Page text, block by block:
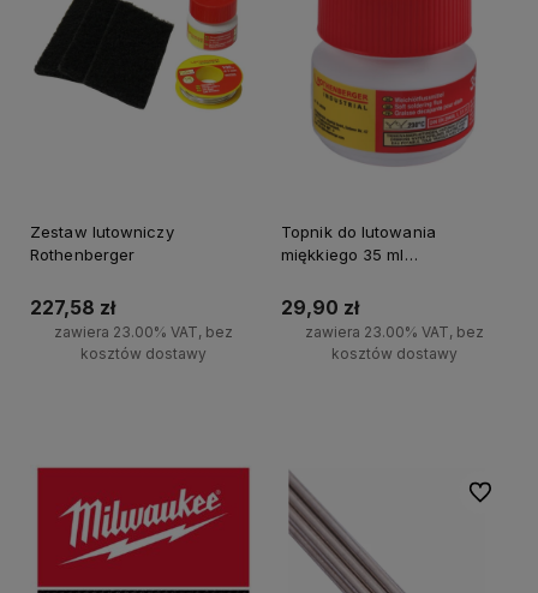
Zestaw lutowniczy
Rothenberger
227,58 zł
zawiera 23.00% VAT, bez
kosztów dostawy
Topnik do lutowania
miękkiego 35 ml
29,90 zł
zawiera 23.00% VAT, bez
kosztów dostawy
Do